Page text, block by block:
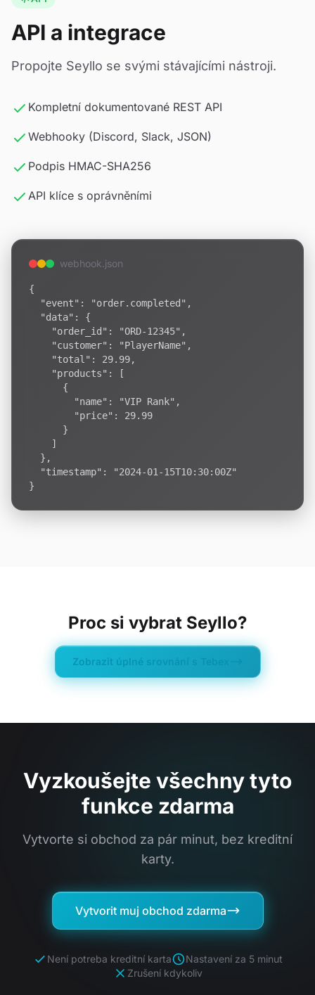
webhook.json
{
  "event": "order.completed",
  "data": {
    "order_id": "ORD-12345",
    "customer": "PlayerName",
    "total": 29.99,
    "products": [
      {
        "name": "VIP Rank",
        "price": 29.99
      }
    ]
  },
  "timestamp": "2024-01-15T10:30:00Z"
}
API a integrace
Propojte Seyllo se svými stávajícími nástroji.
Kompletní dokumentované REST API
Webhooky (Discord, Slack, JSON)
Podpis HMAC-SHA256
API klíce s oprávněními
Proc si vybrat Seyllo?
Zobrazit úplné srovnání s Tebex
Vyzkoušejte všechny tyto
funkce zdarma
Vytvorte si obchod za pár minut, bez kreditní
karty.
Vytvorit muj obchod zdarma
Není potreba kreditní karta
Nastavení za 5 minut
Zrušení kdykoliv